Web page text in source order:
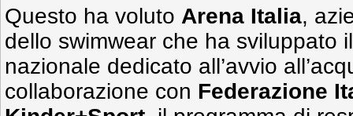
Questo ha voluto Arena Italia,
dello swimwear che ha sviluppato
nazionale dedicato all’avvio
collaborazione con Federazione